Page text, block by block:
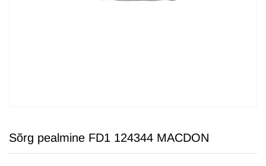
Sõrg pealmine FD1 124344 MACDON